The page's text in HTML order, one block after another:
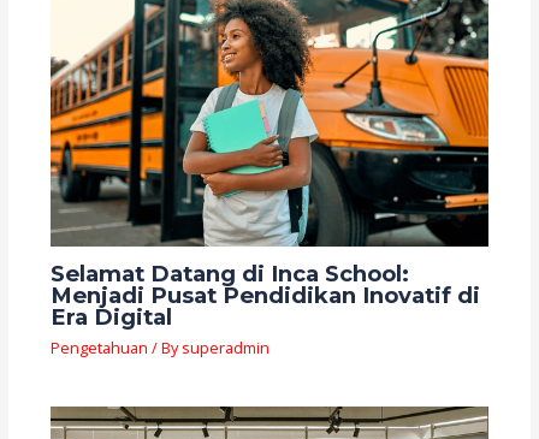
Selamat Datang di Inca School:
Menjadi Pusat Pendidikan Inovatif di
Era Digital
Pengetahuan / Bysuperadmin